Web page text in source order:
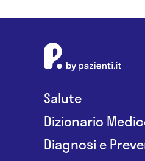
Salute
Dizionario
Diagnosi e